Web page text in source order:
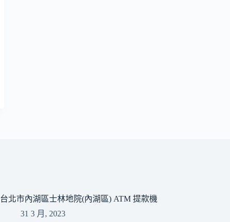
台北市內湖區士林地院(內湖區) ATM 提款機
31 3 月, 2023